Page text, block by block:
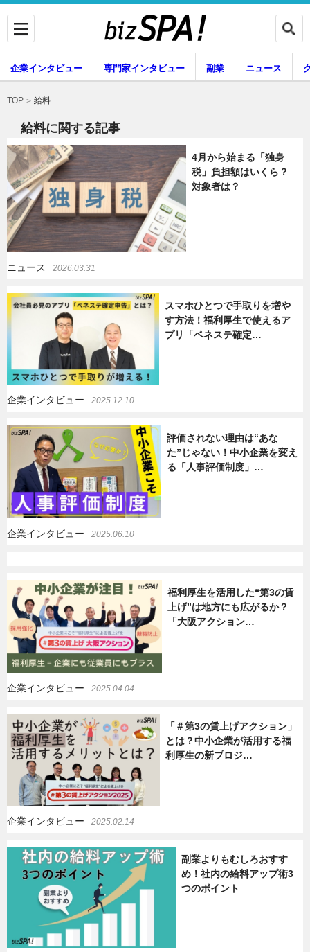
企業インタビュー 専門家インタビュー
副業
暮らし エンタメ
企業インタビュー 専門家インタビュー 副業 ニュース
暮らし
TOP 給料
給料に関する記事
4月から始まる「独身
税」負担額はいくら？
対象者は？
ニュース 2026.03.31
スマホひとつで手取りを増や
す方法！福利厚生で使えるア
プリ「ベネステ確定…
企業インタビュー 2025.12.10
評価されない理由は“あな
た”じゃない！中小企業を変え
る「人事評価制度」…
企業インタビュー 2025.06.10
福利厚生を活用した“第3の賃
上げ”は地方にも広がるか？
「大阪アクション…
企業インタビュー 2025.04.04
「＃第3の賃上げアクション」
とは？中小企業が活用する福
利厚生の新プロジ…
企業インタビュー 2025.02.14
副業よりもむしろおすす
め！社内の給料アップ術3
つのポイント